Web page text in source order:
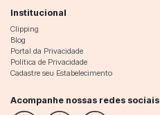
Institucional
Clipping
Blog
Portal da Privacidade
Política de Privacidade
Cadastre seu Estabelecimento
Acompanhe nossas redes sociais